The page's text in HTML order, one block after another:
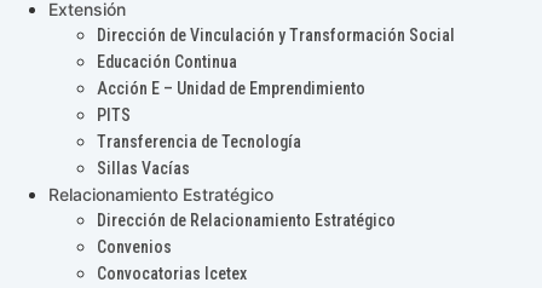
Extensión
Dirección de Vinculación y Transformación Social
Educación Continua
Acción E – Unidad de Emprendimiento
PITS
Transferencia de Tecnología
Sillas Vacías
Relacionamiento Estratégico
Dirección de Relacionamiento Estratégico
Convenios
Convocatorias Icetex